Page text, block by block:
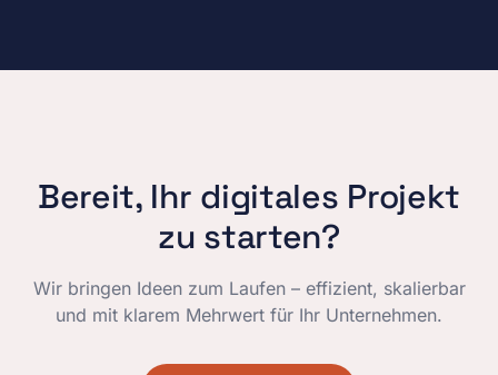
Bereit, Ihr digitales Projekt
zu starten?
Wir bringen Ideen zum Laufen – effizient, skalierbar
und mit klarem Mehrwert für Ihr Unternehmen.